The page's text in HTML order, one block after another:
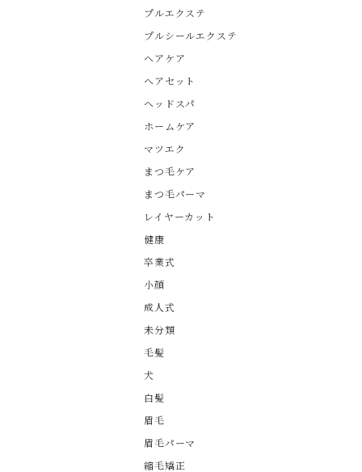
プルエクステ
プルシールエクステ
ヘアケア
ヘアセット
ヘッドスパ
ホームケア
マツエク
まつ毛ケア
まつ毛パーマ
レイヤーカット
健康
卒業式
小顔
成人式
未分類
毛髪
犬
白髪
眉毛
眉毛パーマ
縮毛矯正